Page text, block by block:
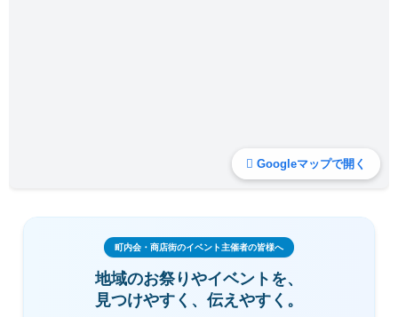
Googleマップで開く
町内会・商店街のイベント主催者の皆様へ
地域のお祭りやイベントを、
見つけやすく、伝えやすく。